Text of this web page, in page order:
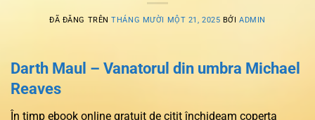
ĐÃ ĐĂNG TRÊNTHÁNG MƯỜI MỘT 21, 2025 BỞIADMIN
Darth Maul – Vanatorul din umbra Michael
Reaves
În timp ebook online gratuit de citit închideam coperta